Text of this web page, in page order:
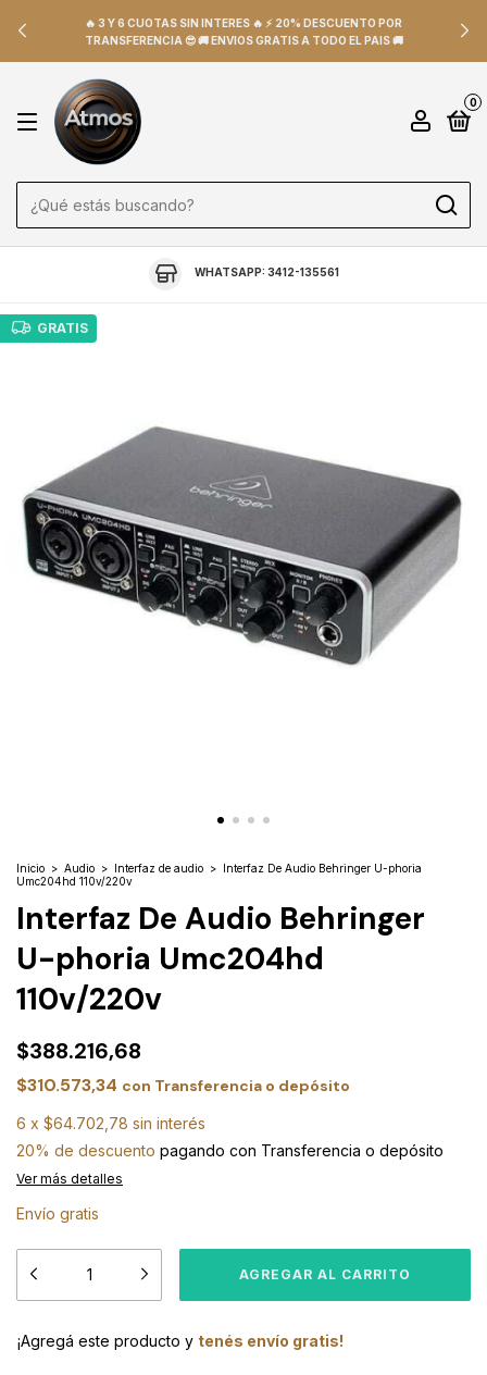
🔥 3 Y 6 CUOTAS SIN INTERES 🔥 ⚡ 20% DESCUENTO POR
TRANSFERENCIA 😎 🚚 ENVIOS GRATIS A TODO EL PAIS 🚚
0
WHATSAPP: 3412-135561
GRATIS
Inicio > Audio > Interfaz de audio > Interfaz De Audio Behringer U-phoria
Umc204hd 110v/220v
Interfaz De Audio Behringer
U-phoria Umc204hd
110v/220v
$388.216,68
$310.573,34 con Transferencia o depósito
6 x $64.702,78 sin interés
20% de descuento pagando con Transferencia o depósito
Ver más detalles
Envío gratis
¡Agregá este producto y tenés envío gratis!